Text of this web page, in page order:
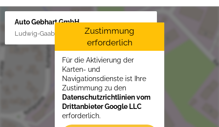
Auto Gebhart GmbH
Ludwig-Gaab-Str. 4, 88427 Bad Schussenried
Zustimmung
erforderlich
Für die Aktivierung der
Karten- und
Navigationsdienste ist Ihre
Zustimmung zu den
Datenschutzrichtlinien vom
Drittanbieter Google LLC
erforderlich.